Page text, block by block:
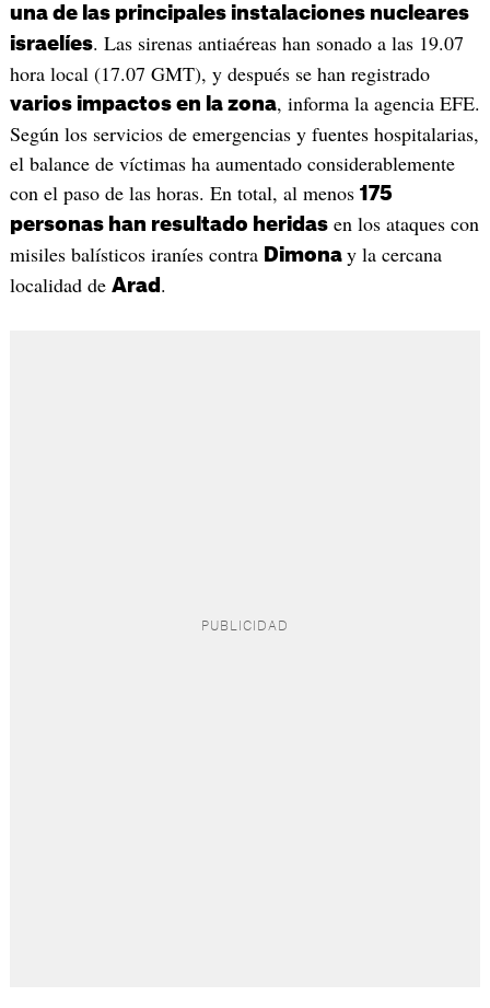
una de las principales instalaciones nucleares
israelíes. Las sirenas antiaéreas han sonado a las 19.07
hora local (17.07 GMT), y después se han registrado
varios impactos en la zona, informa la agencia EFE.
Según los servicios de emergencias y fuentes hospitalarias,
el balance de víctimas ha aumentado considerablemente
con el paso de las horas. En total, al menos 175
personas han resultado heridasen los ataques con
misiles balísticos iraníes contra Dimona y la cercana
localidad de Arad .